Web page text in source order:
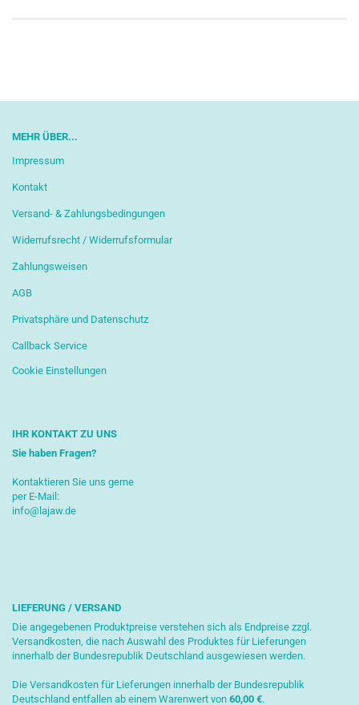
MEHR ÜBER...
Impressum
Kontakt
Versand- & Zahlungsbedingungen
Widerrufsrecht / Widerrufsformular
Zahlungsweisen
AGB
Privatsphäre und Datenschutz
Callback Service
Cookie Einstellungen
IHR KONTAKT ZU UNS
Sie haben Fragen?
Kontaktieren Sie uns gerne
per E-Mail:
info@lajaw.de
LIEFERUNG / VERSAND
Die angegebenen Produktpreise verstehen sich als Endpreise zzgl.
Versandkosten, die nach Auswahl des Produktes für Lieferungen
innerhalb der Bundesrepublik Deutschland ausgewiesen werden.
Die Versandkosten für Lieferungen innerhalb der Bundesrepublik
Deutschland entfallen ab einem Warenwert von 60,00 €.